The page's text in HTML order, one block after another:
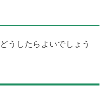
うしたらよいでしょう